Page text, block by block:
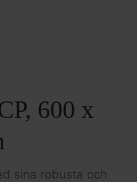
600 x
sina robusta och